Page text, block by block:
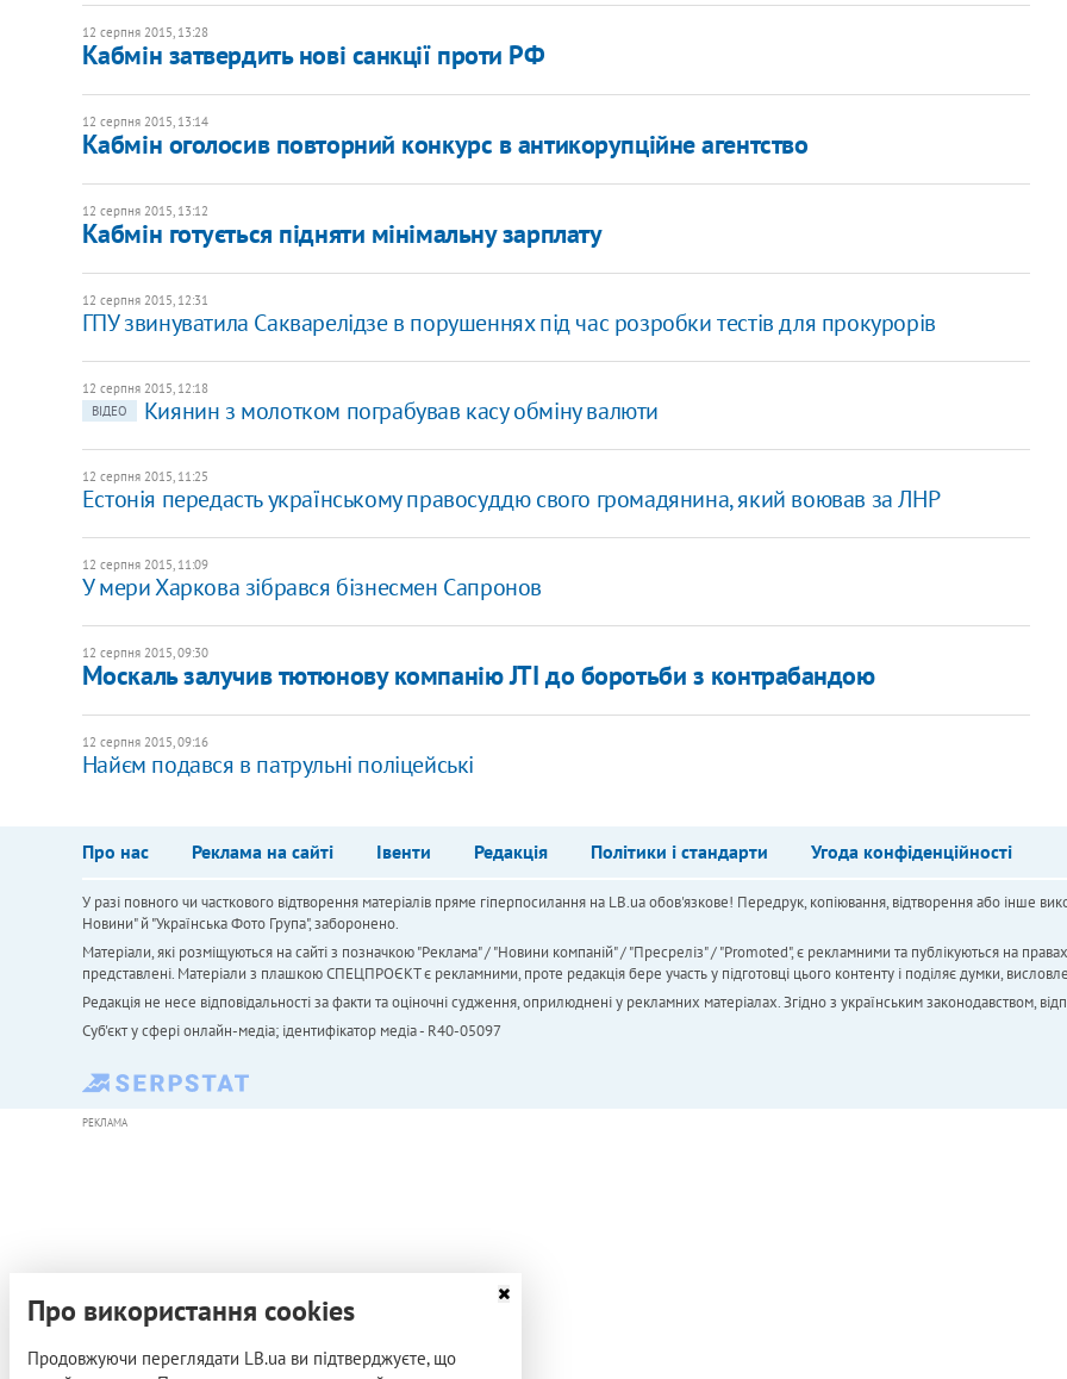
12 серпня 2015, 13:28
Кабмін затвердить нові санкції проти РФ
12 серпня 2015, 13:14
Кабмін оголосив повторний конкурс в антикорупційне агентство
12 серпня 2015, 13:12
Кабмін готується підняти мінімальну зарплату
12 серпня 2015, 12:31
ГПУ звинуватила Сакварелідзе в порушеннях під час розробки тестів для прокурорів
12 серпня 2015, 12:18
ВІДЕО
Киянин з молотком пограбував касу обміну валюти
12 серпня 2015, 11:25
Естонія передасть українському правосуддю свого громадянина, який воював за ЛНР
12 серпня 2015, 11:09
У мери Харкова зібрався бізнесмен Сапронов
12 серпня 2015, 09:30
Москаль залучив тютюнову компанію JTI до боротьби з контрабандою
12 серпня 2015, 09:16
Найєм подався в патрульні поліцейські
Про нас Реклама на сайті Івенти Редакція Політики і стандарти Угода конфіденційності
У разі повного чи часткового відтворення матеріалів пряме гіперпосилання на LB.ua обов'язкове! Передрук, копіювання, відтворення або інше
Новини" й "Українська Фото Група", заборонено.
Матеріали, які розміщуються на сайті з позначкою "Реклама" / "Новини компаній" / "Пресреліз" / "Promoted", є рекламними та публікуються на
представлені. Матеріали з плашкою СПЕЦПРОЄКТ є рекламними, проте редакція бере участь у підготовці цього контенту і поділяє думки,
Редакція не несе відповідальності за факти та оціночні судження, оприлюднені у рекламних матеріалах. Згідно з українським законодавством,
Cуб'єкт у сфері онлайн-медіа; ідентифікатор медіа - R40-05097
РЕКЛАМА
Про використання cookies
Продовжуючи переглядати LB.ua ви підтверджуєте, що